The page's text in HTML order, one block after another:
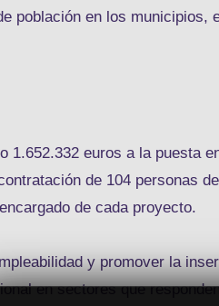
población en los municipios,
1.652.332 euros a la puesta
de 104 personas
de cada proyecto.
y promover la
en sectores que